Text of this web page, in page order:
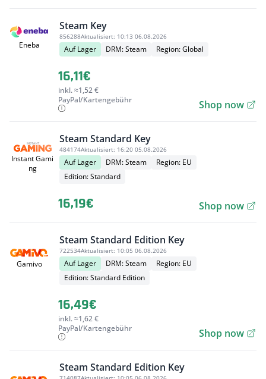
Eneba
Steam Key
856288Aktualisiert: 10:13 06.08.2026
Auf Lager DRM: Steam Region: Global
16,11€
inkl. ≈1,52 €
PayPal/Kartengebühr
Shop now
Instant Gami
ng
Steam Standard Key
484174Aktualisiert: 16:20 05.08.2026
Auf Lager DRM: Steam
Region: EU
Edition: Standard
16,19€ Shop now
Gamivo
Steam Standard Edition Key
722534Aktualisiert: 10:05 06.08.2026
Auf Lager DRM: Steam
Region: EU
Edition: Standard Edition
16,49€
inkl. ≈1,62 €
PayPal/Kartengebühr
Shop now
Steam Standard Edition Key